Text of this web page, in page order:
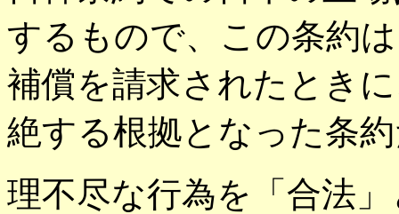
するもので、この条約
補償を請求されたとき
絶する根拠となった条
理不尽な行為を「合法